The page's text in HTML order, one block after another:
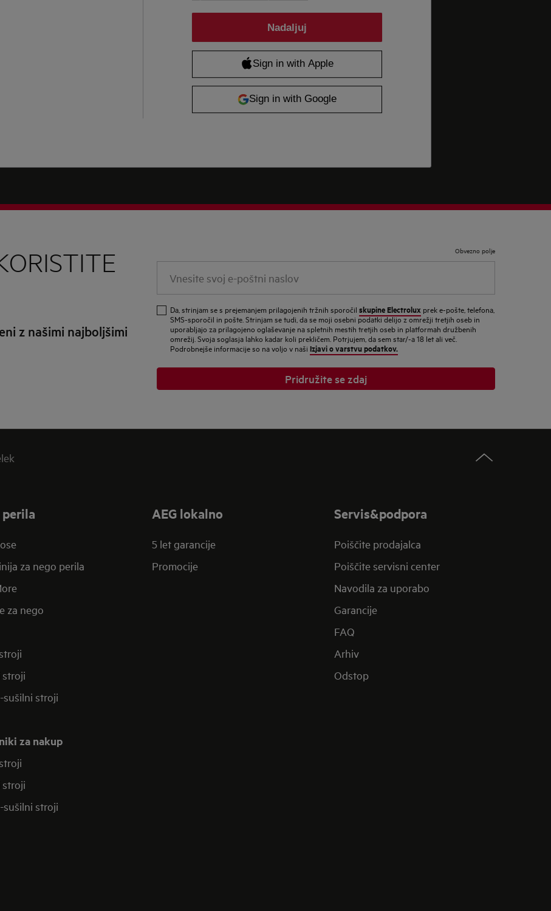
z našimi najboljšimi
Obvezno polje
Da, strinjam se s prejemanjem prilagojenih tržnih sporočil skupine Electrolux prek e-pošte, telefona,
SMS-sporočil in pošte. Strinjam se tudi, da se moji osebni podatki delijo z omrežji tretjih oseb in
uporabljajo za prilagojeno oglaševanje na spletnih mestih tretjih oseb in platformah družbenih
omrežij. Svoja soglasja lahko kadar koli prekličem. Potrjujem, da sem star/-a 18 let ali več.
Podrobnejše informacije so na voljo v naši Izjavi o varstvu podatkov.
Pridružite se zdaj
perila
za nego perila
za nego
stroji
sušilni stroji
za nakup
stroji
sušilni stroji
AEG lokalno
5 let garancije
Promocije
Servis&podpora
Poiščite prodajalca
Poiščite servisni center
Navodila za uporabo
Garancije
FAQ
Arhiv
Odstop